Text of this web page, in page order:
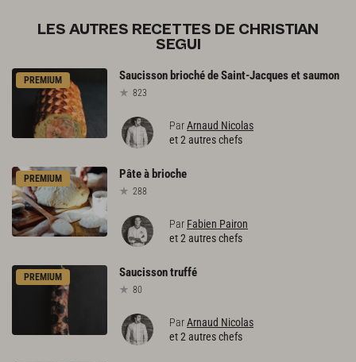
LES AUTRES RECETTES DE CHRISTIAN
SEGUI
PREMIUM Saucisson briochédeSaint-Jacquesetsaumon
823
ParArnaud Nicolas
et 2 autres chefs
PREMIUM Pâteà brioche
288
Par Fabien Pairon
et 2 autres chefs
PREMIUM Saucissontruffé
80
ParArnaud Nicolas
et 2 autres chefs